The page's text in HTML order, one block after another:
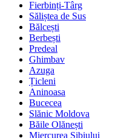
Fierbinți-Târg
Săliștea de Sus
Bălcești
Berbești
Predeal
Ghimbav
Azuga
Țicleni
Aninoasa
Bucecea
Slănic Moldova
Băile Olănești
Miercurea Sibiului